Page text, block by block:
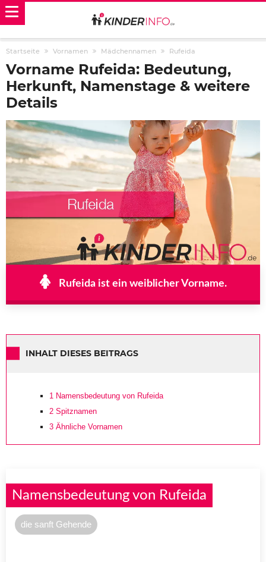
Startseite Vornamen Mädchennamen Rufeida
Vorname Rufeida: Bedeutung,
Herkunft, Namenstage & weitere
Details
Rufeida ist ein weiblicher Vorname.
INHALT DIESES BEITRAGS
1 Namensbedeutung von Rufeida
2 Spitznamen
3 Ähnliche Vornamen
Namensbedeutung von Rufeida
die sanft Gehende